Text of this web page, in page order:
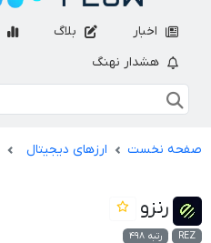
اخبار بلاگ
هشدار نهنگ
صفحه نخست ارزهای دیجیتال
رنزو
REZ رتبه ۴۹۸